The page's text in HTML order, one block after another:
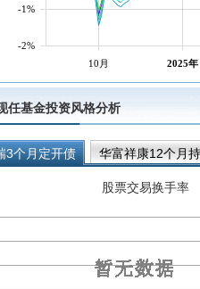
10月 2025年
-2%
-1%
任基金投资风格分析
3个月定开债 华富祥康12个月
60天滚动持有中短债A
华富吉
股票交易换手率